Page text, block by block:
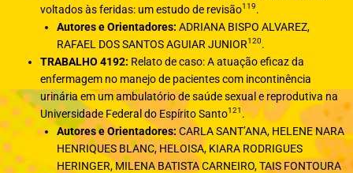
voltados às feridas: um estudo de revisão119.
Autores e Orientadores: ADRIANA BISPO ALVAREZ,
RAFAEL DOS SANTOS AGUIAR JUNIOR120.
TRABALHO 4192: Relato de caso: A atuação eficaz da
enfermagem no manejo de pacientes com incontinência
urinária em um ambulatório de saúde sexual e reprodutiva na
Universidade Federal do Espírito Santo121.
Autores e Orientadores: CARLA SANT’ANA, HELENE NARA
HENRIQUES BLANC, HELOISA, KIARA RODRIGUES
HERINGER, MILENA BATISTA CARNEIRO, TAIS FONTOURA